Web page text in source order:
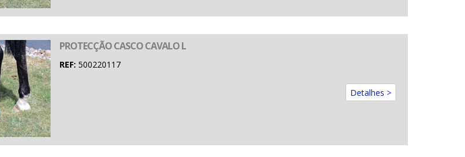
PROTECÇÃO CASCO CAVALO L
REF: 500220117
Detalhes >